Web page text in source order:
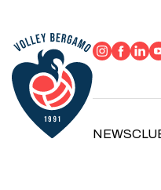
NEWS